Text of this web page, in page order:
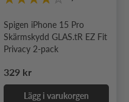
Spigen iPhone 15 Pro
Skärmskydd GLAS.tR EZ Fit
Privacy 2-pack
Ordinarie pris
329 kr
Lägg i varukorgen